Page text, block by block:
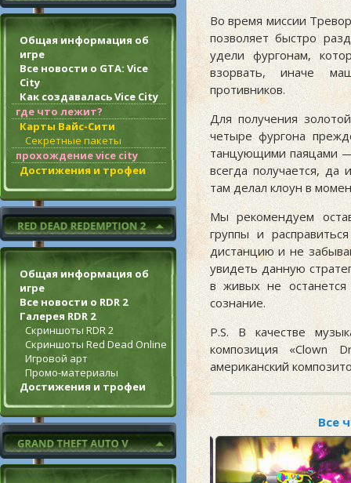
Общая информация об
игре
Все новости о GTA: Vice
City
Как создавалась Vice City
где что лежит?
Карты Вайс-Сити
Секретные пакеты
прохождение vice city
Достижения и трофеи
Общая информация об
игре
Все новости о RDR 2
Галерея RDR 2
Скриншоты RDR 2
Скриншоты Red Dead Online
Игровой арт
Промо-материалы
Достижения и трофеи
Во время миссии
позволяет быстро
удели фургонам,
взорвать, иначе
противников.
Для получения
четыре фургона
танцующими паяцами
всегда получается,
там делал клоун в
Мы рекомендуем
группы и
дистанцию и не
увидеть данную
в живых не
сознание.
P.S. В качестве
композиция «Clown
американский
Все